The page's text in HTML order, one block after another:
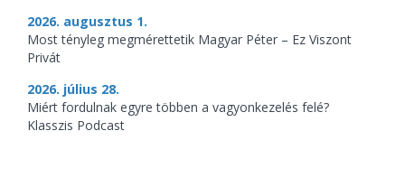
2026. augusztus 1.
Most tényleg megmérettetik Magyar Péter – Ez Viszont
Privát
2026. július 28.
Miért fordulnak egyre többen a vagyonkezelés felé?
Klasszis Podcast